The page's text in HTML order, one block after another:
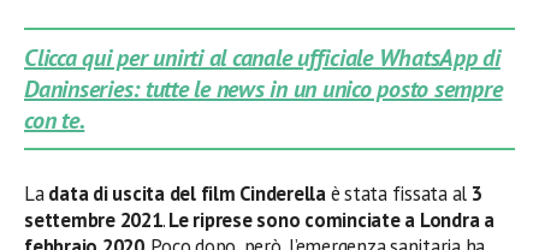
Clicca qui per unirti al canale ufficiale WhatsApp di
Daninseries: tutte le news in un unico posto sempre
con te.
Ladata di uscita del film Cinderellaè stata fissata al 3
settembre 2021.Le riprese sono cominciate a Londra a